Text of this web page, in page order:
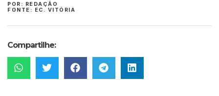
POR: REDAÇÃO
FONTE: EC. VITÓRIA
Compartilhe: